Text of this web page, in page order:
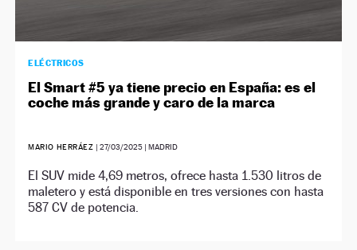
ELÉCTRICOS
El Smart #5 ya tiene precio en España: es el
coche más grande y caro de la marca
MARIO HERRÁEZ |27/03/2025 | MADRID
El SUV mide 4,69 metros, ofrece hasta 1.530 litros de
maletero y está disponible en tres versiones con hasta
587 CV de potencia.